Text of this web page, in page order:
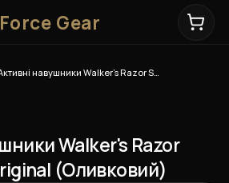
Force Gear
Walker's Razor
(Оливковий)